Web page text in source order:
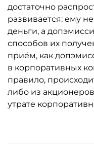
достаточно
развивается: ему
деньги, а
способов их
приём, как
в корпоративных
правило,
либо из
утрате